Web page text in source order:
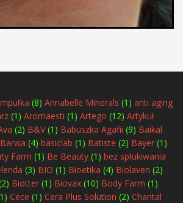
(8) Annabelle Minerals (1) anti aging
(1) Aromaesti (1) Artego (12) Artykuł
(2) B&V(1) Babuszka Agafii (9) Baikal
Barwa (4) basiclab (1) Batiste (2) Bayer (1)
Farm (1) Be Beauty (1) bez spłukiwania
(3) BIO (1) Bioetika (4) Biolaven (2)
Biotter (1) Biovax (10) Body Farm (1)
Cece (1) Cera Plus Solution (2) Chantal